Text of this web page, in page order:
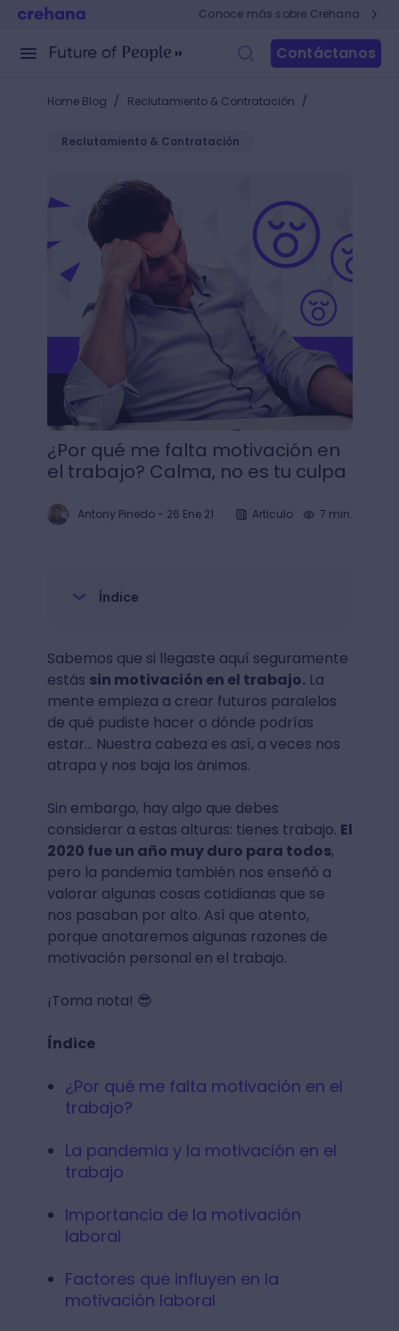
Conoce más sobre Crehana
Contáctanos
Home Blog / Reclutamiento & Contratación /
Reclutamiento & Contratación
¿Por qué me falta motivación en el trabajo?
¿Por qué me falta motivación en
el trabajo? Calma, no es tu culpa
Antony Pinedo- 26 Ene 21 Articulo 7 min.
Índice
Sabemos que si llegaste aquí seguramente
estás sin motivación en el trabajo.La
mente empieza a crear futuros paralelos
de qué pudiste hacer o dónde podrías
estar… Nuestra cabeza es así, a veces nos
atrapa y nos baja los ánimos.
Sin embargo, hay algo que debes
considerar a estas alturas: tienes trabajo. El
2020 fue un año muy duro para todos,
pero la pandemia también nos enseñó a
valorar algunas cosas cotidianas que se
nos pasaban por alto. Así que atento,
porque anotaremos algunas razones de
motivación personal en el trabajo.
¡Toma nota! 😎
Índice
¿Por qué me falta motivación en el
trabajo?
La pandemia y la motivación en el
trabajo
Importancia de la motivación
laboral
Factores que influyen en la
motivación laboral